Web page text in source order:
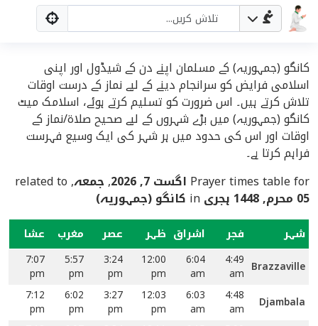
کانگو (جمہوریہ) کے مسلمان اپنے دن کے شیڈول اور اپنی
اسلامی فرایض کو سرانجام دینے کے لیے نماز کے درست اوقات
تلاش کرتے ہیں۔ اس ضرورت کو تسلیم کرتے ہوئے، اسلامک میٹ
کانگو (جمہوریہ) میں بڑے شہروں کے لیے صحیح صلاۃ/نماز کے
اوقات اور اس کی حدود میں ہر شہر کی ایک وسیع فہرست
فراہم کرتا ہے۔
Prayer times table for اگست 7, 2026 ,جمعہ, related to
05 محرم, 1448 ہجری in کانگو (جمہوریہ)
شہر فجر اشراق ظہر عصر مغرب عشا
Brazzaville
4:49
am
6:04
am
12:00
pm
3:24
pm
5:57
pm
7:07
pm
Djambala
4:48
am
6:03
am
12:03
pm
3:27
pm
6:02
pm
7:12
pm